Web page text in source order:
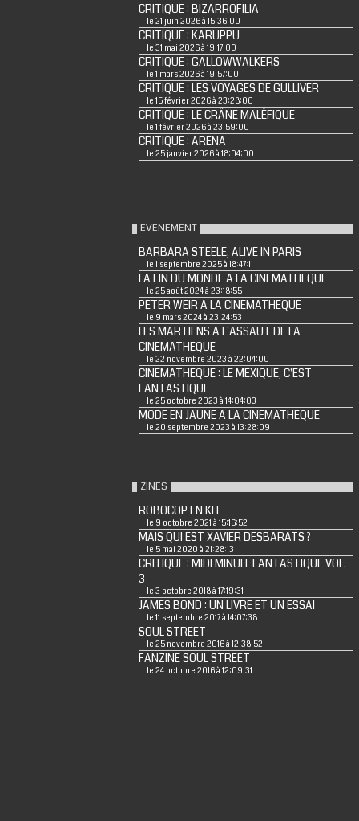
CRITIQUE : BIZARROFILIA
le 21 juin 2026 à 15:36:00
CRITIQUE : KARUPPU
le 31 mai 2026 à 19:17:00
CRITIQUE : GALLOWWALKERS
le 1 mars 2026 à 19:57:00
CRITIQUE : LES VOYAGES DE GULLIVER
le 15 février 2026 à 23:28:00
CRITIQUE : LE CRÂNE MALÉFIQUE
le 1 février 2026 à 23:59:00
CRITIQUE : ARENA
le 25 janvier 2026 à 18:04:00
EVENEMENT
BARBARA STEELE, ALIVE IN PARIS
le 1 septembre 2025 à 18:47:11
LA FIN DU MONDE A LA CINEMATHEQUE
le 25 août 2024 à 23:18:55
PETER WEIR A LA CINEMATHEQUE
le 9 mars 2024 à 23:24:53
LES MARTIENS A L'ASSAUT DE LA
CINEMATHEQUE
le 22 novembre 2023 à 22:04:00
CINEMATHEQUE : LE MEXIQUE, C'EST
FANTASTIQUE
le 25 octobre 2023 à 14:04:03
MODE EN JAUNE A LA CINEMATHEQUE
le 20 septembre 2023 à 13:28:09
ZINES
ROBOCOP EN KIT
le 9 octobre 2021 à 15:16:52
MAIS QUI EST XAVIER DESBARATS ?
le 5 mai 2020 à 21:28:13
CRITIQUE : MIDI MINUIT FANTASTIQUE VOL.
3
le 3 octobre 2018 à 17:19:31
JAMES BOND : UN LIVRE ET UN ESSAI
le 11 septembre 2017 à 14:07:38
SOUL STREET
le 25 novembre 2016 à 12:38:52
FANZINE SOUL STREET
le 24 octobre 2016 à 12:09:31